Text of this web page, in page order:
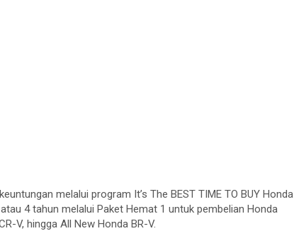
melalui program It’s The BEST TIME TO BUY Honda
4 tahun melalui Paket Hemat 1 untuk pembelian Honda
V, hingga All New Honda BR-V.